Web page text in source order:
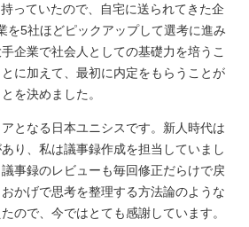
っていたので、自宅に送られてきた企
を5社ほどピックアップして選考に進み
企業で社会人としての基礎力を培うこ
に加えて、最初に内定をもらうことが
を決めました。
となる日本ユニシスです。新人時代は
り、私は議事録作成を担当していまし
事録のレビューも毎回修正だらけで戻
かげで思考を整理する方法論のような
ので、今ではとても感謝しています。